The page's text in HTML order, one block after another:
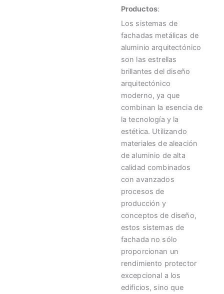
Productos:
Los sistemas de
fachadas metálicas de
aluminio arquitectónico
son las estrellas
brillantes del diseño
arquitectónico
moderno, ya que
combinan la esencia de
la tecnología y la
estética. Utilizando
materiales de aleación
de aluminio de alta
calidad combinados
con avanzados
procesos de
producción y
conceptos de diseño,
estos sistemas de
fachada no sólo
proporcionan un
rendimiento protector
excepcional a los
edificios, sino que